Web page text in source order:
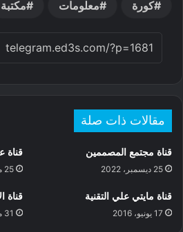
كورة معلومات مكتبة
مقالات ذات صلة
قناة مجتمع المصممين
25 ديسمبر، 2022
قناة
25 مارس، 2016
قناة مايتي علي التقنية
17 يونيو، 2016
قناة
31 مارس، 2016